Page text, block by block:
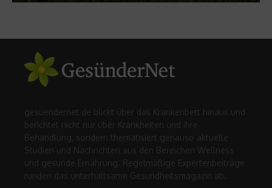
gesuendernet.de blickt über das Krankenbett hinaus und
berichtet nicht nur über Krankheiten und ihre
Behandlung, sondern thematisiert genauso aktuelle
Studien und Nachrichten aus den Bereichen Wellness
und gesunde Ernährung. Regelmäßige Expertenbeiträge
runden das unterhaltsame Gesundheitsmagazin ab.